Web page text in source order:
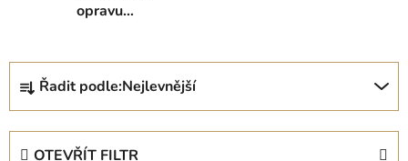
opravu
Ř
z
Řadit podle:Nejlevnější
OTEVŘÍT FILTR